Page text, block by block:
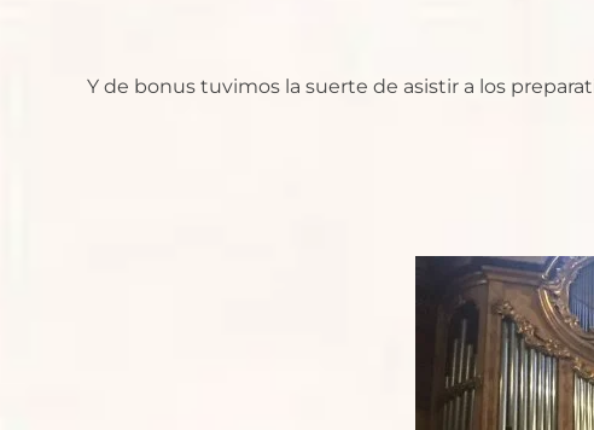
Y de bonus tuvimos la suerte de asistir a los